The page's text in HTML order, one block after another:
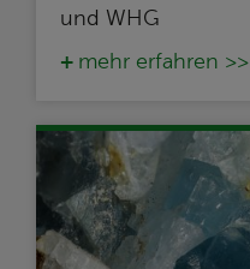
und WHG
mehr erfahren >>